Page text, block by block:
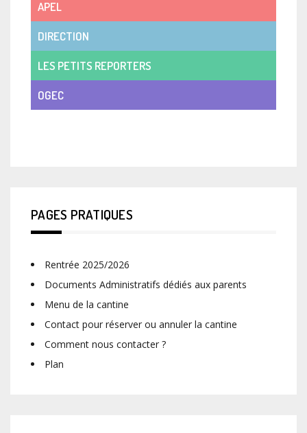
APEL
DIRECTION
LES PETITS REPORTERS
OGEC
PAGES PRATIQUES
Rentrée 2025/2026
Documents Administratifs dédiés aux parents
Menu de la cantine
Contact pour réserver ou annuler la cantine
Comment nous contacter ?
Plan